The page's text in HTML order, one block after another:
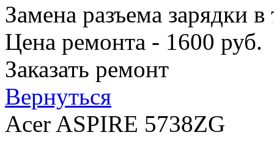
Замена разъема зарядки
Цена ремонта - 1600 руб.
Заказать ремонт
Вернуться
Acer ASPIRE 5738ZG